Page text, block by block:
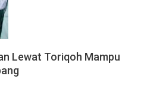
Lewat Toriqoh Mampu